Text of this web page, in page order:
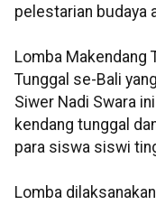
pelestarian budaya
Lomba Makendang
Tunggal se-Bali
Siwer Nadi Swara
kendang tunggal
para siswa siswi
Lomba